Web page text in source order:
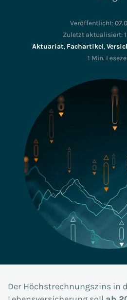
Veröffentlicht:
Zuletzt aktualisiert:
Aktuariat, Fachartikel,
1 Min.
Der Höchstrechnungszins in